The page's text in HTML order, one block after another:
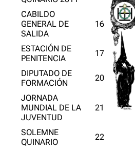
CABILDO
GENERAL DE
SALIDA
16
ESTACIÓN DE
PENITENCIA
17
DIPUTADO DE
FORMACIÓN
20
JORNADA
MUNDIAL DE LA
JUVENTUD
21
SOLEMNE
QUINARIO
22